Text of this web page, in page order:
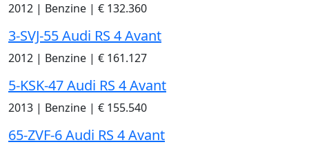
2012 | Benzine | € 132.360
3-SVJ-55 Audi RS 4 Avant
2012 | Benzine | € 161.127
5-KSK-47 Audi RS 4 Avant
2013 | Benzine | € 155.540
65-ZVF-6 Audi RS 4 Avant